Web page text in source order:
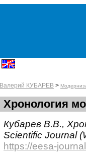
Валерий КУБАРЕВ >
Хронология
Кубарев В.В.,
Scientific Journal
https://eesa-